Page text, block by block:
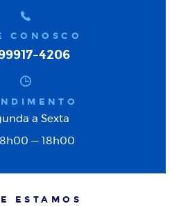
CONOSCO
4206
a Sexta
8h00 — 18h00
ESTAMOS